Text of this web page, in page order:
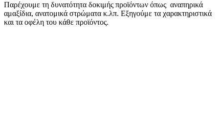
Παρέχουμε τη δυνατότητα δοκιμής προϊόντων όπως αναπηρικά
αμαξίδια, ανατομικά στρώματα κ.λπ. Εξηγούμε τα χαρακτηριστικά
και τα οφέλη του κάθε προϊόντος.